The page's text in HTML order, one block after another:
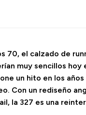
el calzado de
muy sencillos
un hito en los
un rediseño
la 327 es una